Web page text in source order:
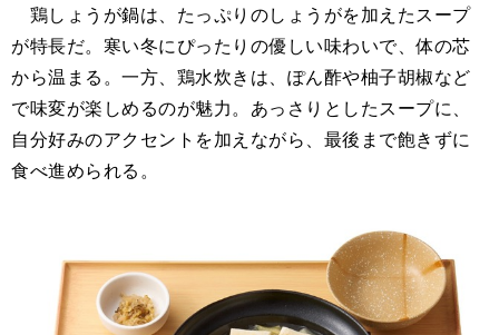
鶏しょうが鍋は、たっぷりのしょうがを加えたスープ
が特長だ。寒い冬にぴったりの優しい味わいで、体の芯
から温まる。一方、鶏水炊きは、ぽん酢や柚子胡椒など
で味変が楽しめるのが魅力。あっさりとしたスープに、
自分好みのアクセントを加えながら、最後まで飽きずに
食べ進められる。